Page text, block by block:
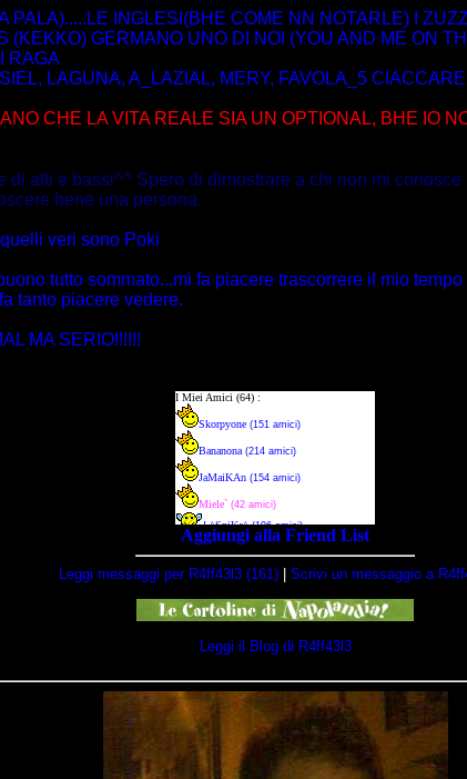
PALA).....LE INGLESI(BHE COME NN NOTARLE) I
(KEKKO) GERMANO UNO DI NOI (YOU AND ME ON
RAGA
LAGUNA, A_LAZIAL, MERY, FAVOLA_5
CHE LA VITA REALE SIA UN OPTIONAL, BHE IO
di alti e bassi^^ Spero di dimostrare a chi non mi
bene una persona.
veri sono Poki
tutto sommato...mi fa piacere trascorrere il mio
tanto piacere vedere.
MA SERIO!!!!!!
Aggiungi alla Friend List
Leggi messaggi per R4ff43l3 (161) Scrivi un messaggio a
Leggi il Blog di R4ff43l3